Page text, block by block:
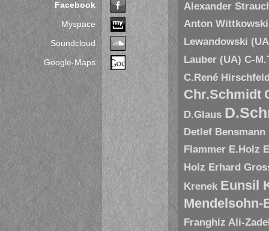
Facebook
Myspace
Soundcloud
Google-Maps
Alexander
Anton
Lewandowski
Lauber (UA) C-
C.René
Chr.Schmidt
D.Glaus
Detlef Bensmann
Flammer E.Holz
Holz Erhard
Krenek Eunsil
Mendelsohn-
Franghiz Ali-